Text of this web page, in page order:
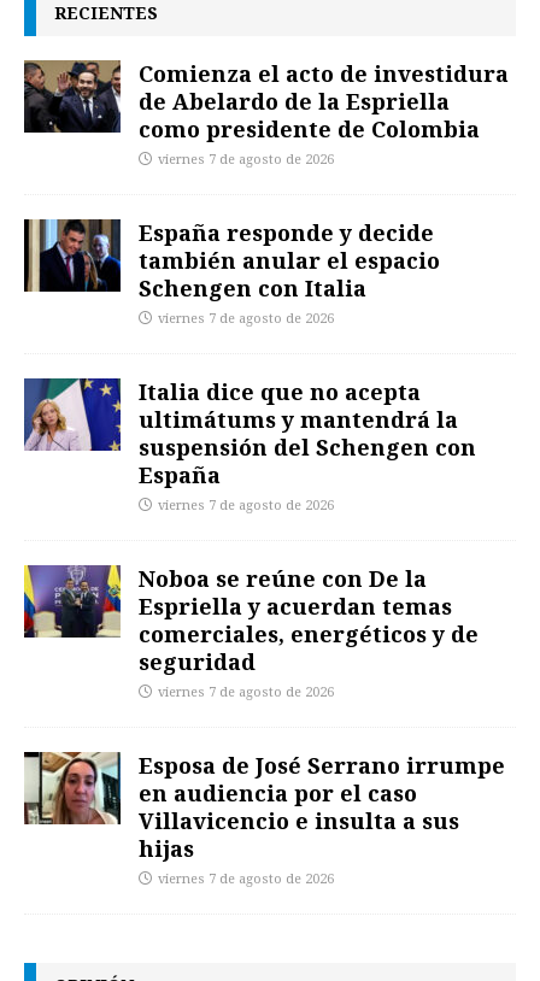
RECIENTES
Comienza el acto de investidura
de Abelardo de la Espriella
como presidente de Colombia
viernes 7 de agosto de 2026
España responde y decide
también anular el espacio
Schengen con Italia
viernes 7 de agosto de 2026
Italia dice que no acepta
ultimátums y mantendrá la
suspensión del Schengen con
España
viernes 7 de agosto de 2026
Noboa se reúne con De la
Espriella y acuerdan temas
comerciales, energéticos y de
seguridad
viernes 7 de agosto de 2026
Esposa de José Serrano irrumpe
en audiencia por el caso
Villavicencio e insulta a sus
hijas
viernes 7 de agosto de 2026